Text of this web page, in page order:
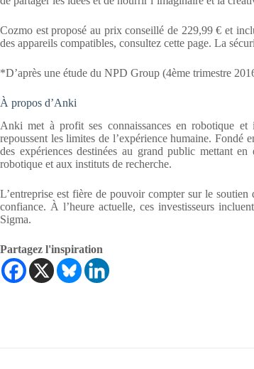
Cozmo est proposé au prix conseillé de 229,99 € et
des appareils compatibles, consultez cette page. La
*D’après une étude du NPD Group (4ème trimestre
À propos d’Anki
Anki met à profit ses connaissances en robotique
repoussent les limites de l’expérience humaine.
des expériences destinées au grand public mettant
robotique et aux instituts de recherche.
L’entreprise est fière de pouvoir compter sur le
confiance. À l’heure actuelle, ces investisseurs
Sigma.
Partagez l'inspiration